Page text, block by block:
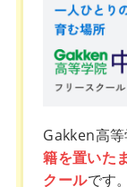
Gakken高等
籍を置いた
クールです。